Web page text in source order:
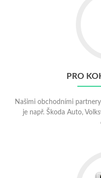
PRO
Našimi obchodními
je např. Škoda Auto,